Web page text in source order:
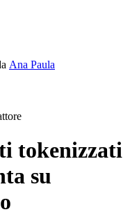
Ana Paula
tokenizzati
su